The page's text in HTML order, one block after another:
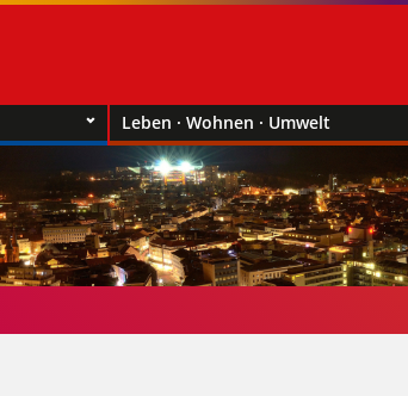
Leben · Wohnen · Umwelt